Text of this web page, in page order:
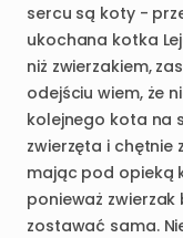
sercu są koty -
ukochana kotka
niż zwierzakiem​,​
odejściu wiem​,​ że
kolejnego kota na
zwierzęta i chętnie
mając pod opieką
ponieważ zwierzak
zostawać sama.